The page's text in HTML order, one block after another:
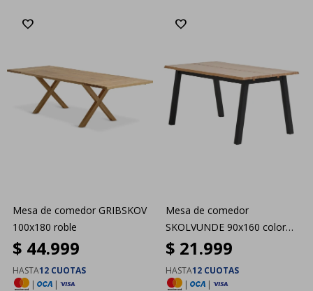
Mesa de comedor GRIBSKOV
100x180 roble
$ 44.999
HASTA12 CUOTAS
|
|
Mesa de comedor
SKOLVUNDE 90x160 color
roble nat
$ 21.999
HASTA12 CUOTAS
|
|